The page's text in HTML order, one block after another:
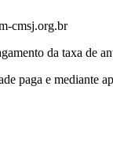
cmsj.org.br
da taxa de
paga e mediante